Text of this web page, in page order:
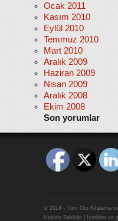
Ocak 2011
Kasım 2010
Eylül 2010
Temmuz 2010
Mart 2010
Aralık 2009
Haziran 2009
Nisan 2009
Aralık 2008
Ekim 2008
Son yorumlar
© 2014 - Tüm Oto Kiralama
Hakları Saklıdır | İçerikler